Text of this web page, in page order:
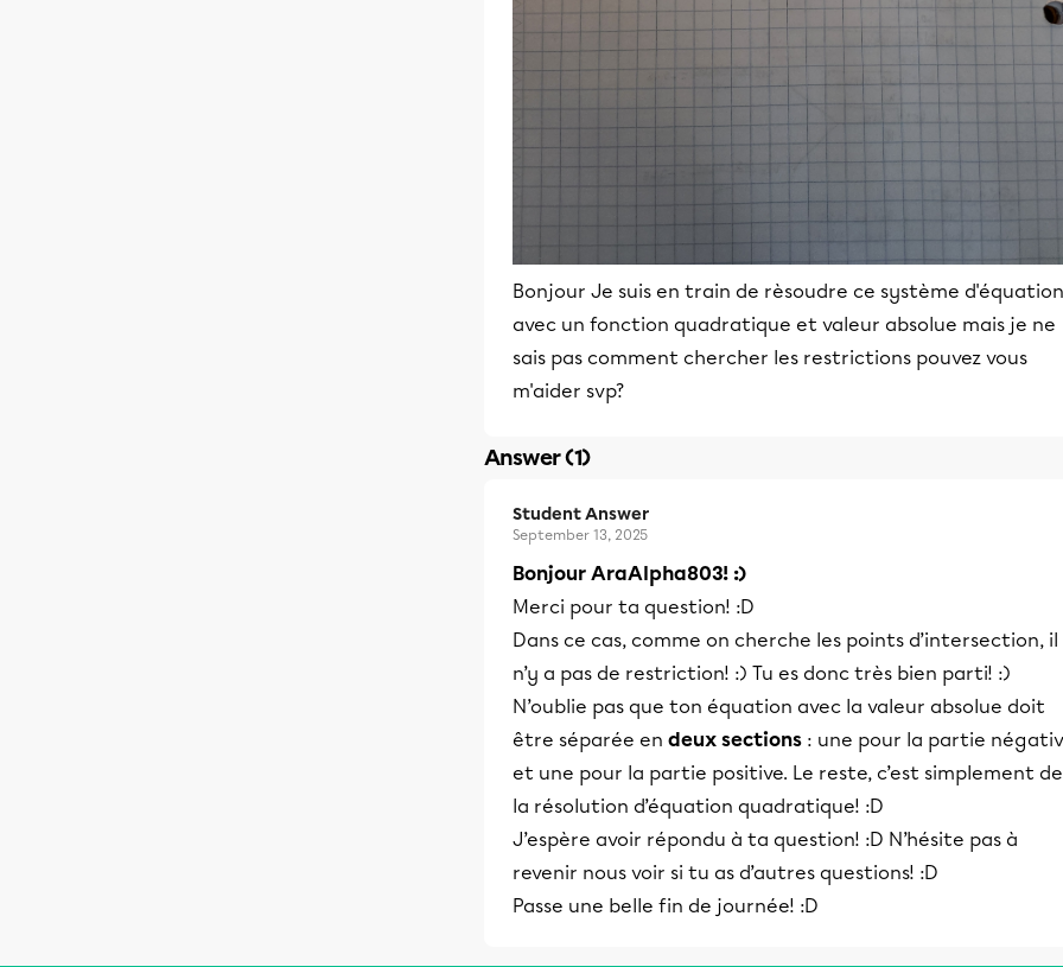
Bonjour Je suis en train de rèsoudre ce système d'équation
avec un fonction quadratique et valeur absolue mais je ne
sais pas comment chercher les restrictions pouvez vous
m'aider svp?
Answer (1)
Student Answer
September 13, 2025
Bonjour AraAlpha803! :)
Merci pour ta question! :D
Dans ce cas, comme on cherche les points d’intersection, il
n’y a pas de restriction! :) Tu es donc très bien parti! :)
N’oublie pas que ton équation avec la valeur absolue doit
être séparée en deux sections : une pour la partie
et une pour la partie positive. Le reste, c’est simplement de
la résolution d’équation quadratique! :D
J’espère avoir répondu à ta question! :D N’hésite pas à
revenir nous voir si tu as d’autres questions! :D
Passe une belle fin de journée! :D